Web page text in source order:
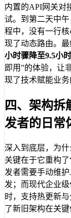
内置的API网关对
试。到第二天中
程中，没有一行
现了动态路由。
小时骤降至9.5小时
即用”的体验，让
现了技术赋能业务
四、架构拆
发者的日常
深入到底层，为
关键在于它重构
发者需要手动维
发；而现代企业
时，支持热更新
了新旧架构在关键